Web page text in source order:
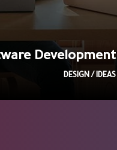
Development
DESIGN / IDEAS